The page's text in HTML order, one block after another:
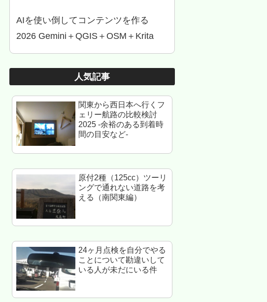
AIを使い倒してコンテンツを作る
2026 Gemini＋QGIS＋OSM＋Krita
人気記事
関東から西日本へ行くフ
ェリー航路の比較検討
2025 -余裕のある到着時
間の目安など-
原付2種（125cc）ツーリ
ングで通れない道路を考
える（南関東編）
24ヶ月点検を自分でやる
ことについて勘違いして
いる人が未だにいる件